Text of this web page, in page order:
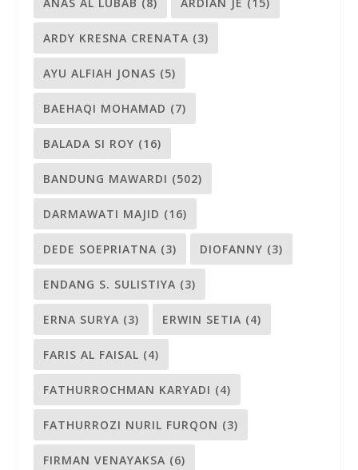
ARDY KRESNA CRENATA (3)
AYU ALFIAH JONAS (5)
BAEHAQI MOHAMAD (7)
BALADA SI ROY (16)
BANDUNG MAWARDI (502)
DARMAWATI MAJID (16)
DEDE SOEPRIATNA (3) DIOFANNY (3)
ENDANG S. SULISTIYA (3)
ERNA SURYA (3) ERWIN SETIA (4)
FARIS AL FAISAL (4)
FATHURROCHMAN KARYADI (4)
FATHURROZI NURIL FURQON (3)
FIRMAN VENAYAKSA (6)